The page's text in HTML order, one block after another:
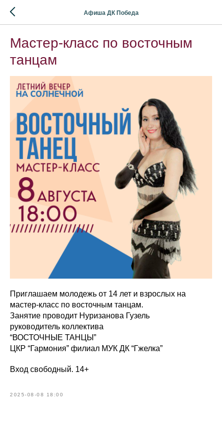
Афиша ДК Победа
Мастер-класс по восточным
танцам
Приглашаем молодежь от 14 лет и взрослых на
мастер-класс по восточным танцам.
Занятие проводит Нуризанова Гузель
руководитель коллектива
“ВОСТОЧНЫЕ ТАНЦЫ”
ЦКР “Гармония” филиал МУК ДК “Гжелка”
Вход свободный. 14+
2025-08-08 18:00